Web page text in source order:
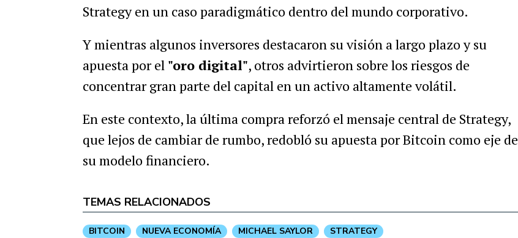
Strategy en un caso paradigmático dentro del mundo corporativo.
Y mientras algunos inversores destacaron su visión a largo plazo y su
apuesta por el "oro digital", otros advirtieron sobre los riesgos de
concentrar gran parte del capital en un activo altamente volátil.
En este contexto, la última compra reforzó el mensaje central de Strategy,
que lejos de cambiar de rumbo, redobló su apuesta por Bitcoin como eje de
su modelo financiero.
TEMAS RELACIONADOS
BITCOIN NUEVA ECONOMÍA MICHAEL SAYLOR STRATEGY